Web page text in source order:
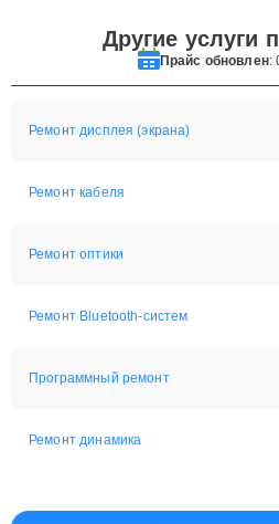
Другие услуги
Прайс обновлен:
Ремонт дисплея (экрана)
Ремонт кабеля
Ремонт оптики
Ремонт Bluetooth-систем
Программный ремонт
Ремонт динамика